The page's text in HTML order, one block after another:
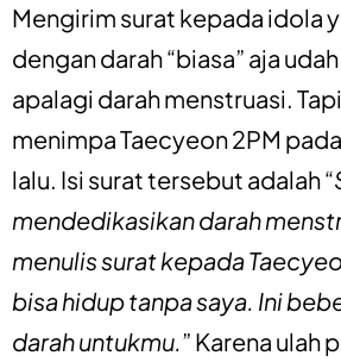
Mengirim surat kepada idola
dengan darah “biasa” aja
apalagi darah menstruasi.
menimpa Taecyeon 2PM
lalu. Isi surat tersebut adalah “
mendedikasikan darah
menulis surat kepada
bisa hidup tanpa saya. Ini
darah untukmu.” Karena ulah